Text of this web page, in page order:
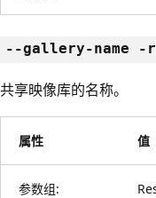
--gallery-name -r
共享映像库的名称。
属性 值
参数组: